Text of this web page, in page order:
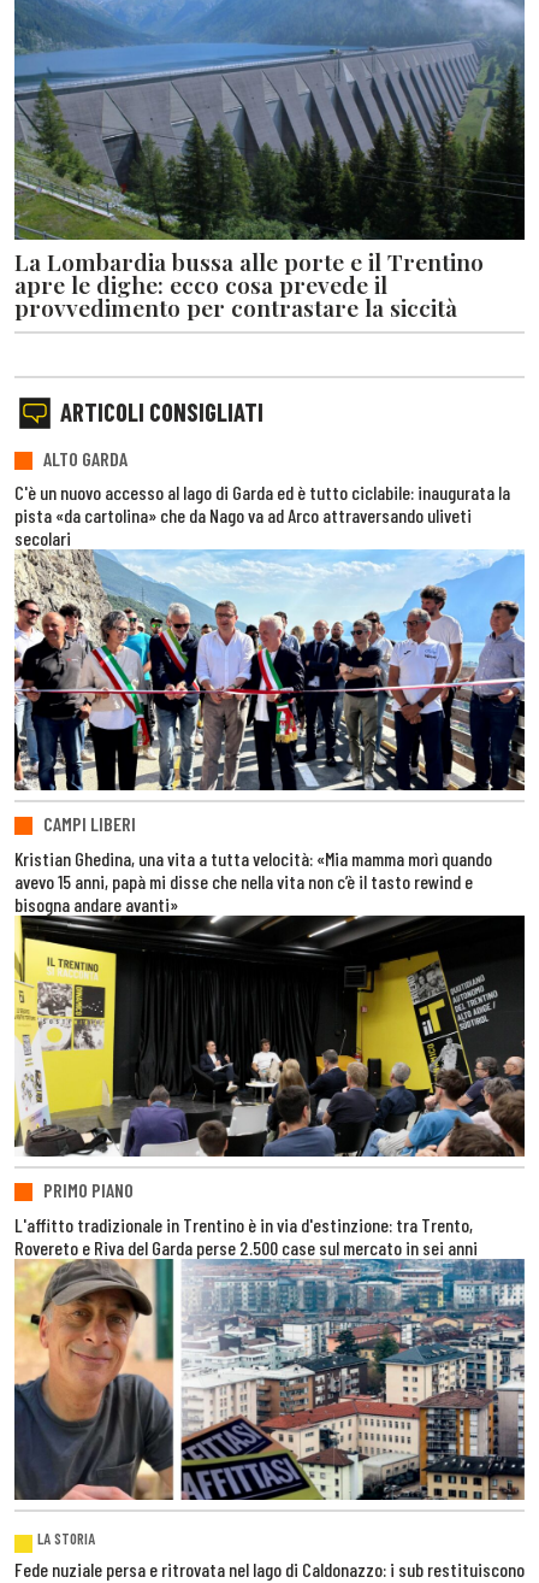
La Lombardia bussa alle porte e il Trentino
apre le dighe: ecco cosa prevede il
provvedimento per contrastare la siccità
ARTICOLI CONSIGLIATI
ALTO GARDA
C'è un nuovo accesso al lago di Garda ed è tutto ciclabile: inaugurata la
pista «da cartolina» che da Nago va ad Arco attraversando uliveti
secolari
CAMPI LIBERI
Kristian Ghedina, una vita a tutta velocità: «Mia mamma morì quando
avevo 15 anni, papà mi disse che nella vita non c’è il tasto rewind e
bisogna andare avanti»
PRIMO PIANO
L'affitto tradizionale in Trentino è in via d'estinzione: tra Trento,
Rovereto e Riva del Garda perse 2.500 case sul mercato in sei anni
LA STORIA
Fede nuziale persa e ritrovata nel lago di Caldonazzo: i sub restituiscono